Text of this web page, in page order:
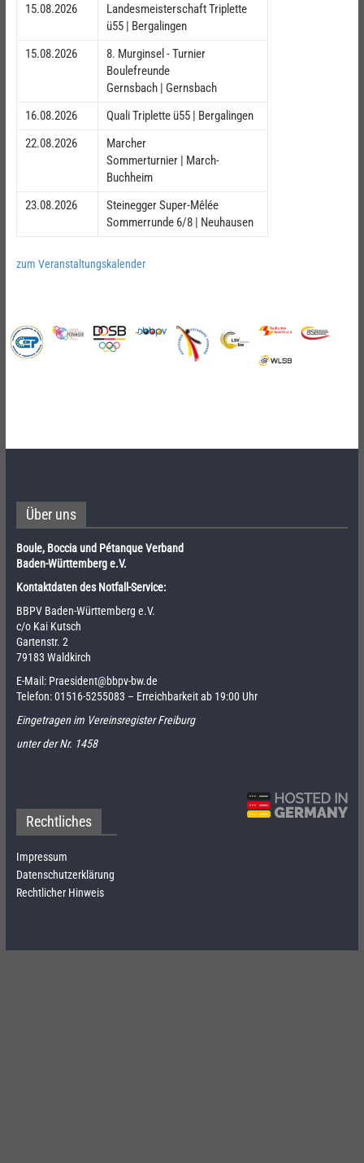
15.08.2026
Landesmeisterschaft Triplette
ü55 | Bergalingen
15.08.2026
8. Murginsel - Turnier
Boulefreunde
Gernsbach | Gernsbach
16.08.2026
Quali Triplette ü55 | Bergalingen
22.08.2026
Marcher
Sommerturnier | March-
Buchheim
23.08.2026
Steinegger Super-Mêlée
Sommerrunde 6/8 | Neuhausen
zum Veranstaltungskalender
Über uns
Boule, Boccia und Pétanque Verband
Baden-Württemberg e.V.
Kontaktdaten des Notfall-Service:
BBPV Baden-Württemberg e.V.
c/o Kai Kutsch
Gartenstr. 2
79183 Waldkirch
E-Mail: Praesident@bbpv-bw.de
Telefon:01516-5255083 – Erreichbarkeit ab 19:00 Uhr
Eingetragen im Vereinsregister Freiburg
unter der Nr. 1458
Rechtliches
Impressum
Datenschutzerklärung
Rechtlicher Hinweis